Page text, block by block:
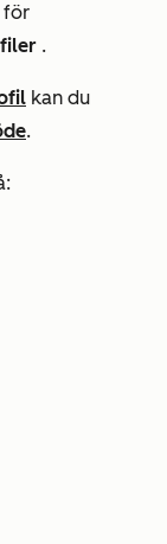
för
.
kan du
.